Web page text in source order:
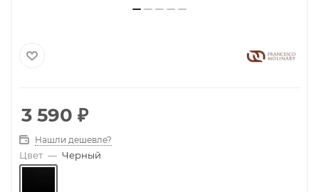
3 590 ₽
Нашли дешевле?
Цвет — Черный